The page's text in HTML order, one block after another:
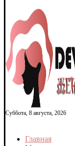
Суббота, 8 августа, 2026
Главная